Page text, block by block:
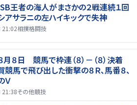
SB王者の海人がまさかの２戦連続１回
アサラニの左ハイキックで失神
相撲格闘技
８日 競馬で枠連（８）－（８）決着
馬で飛び出した衝撃の８Ｒ、馬番８、
Ｖ
その他競技